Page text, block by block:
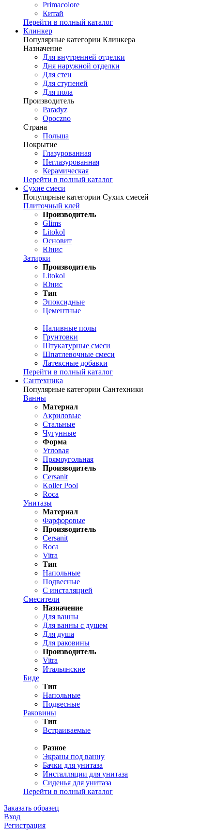
Primacolore
Китай
Перейти в полный каталог
Клинкер
Популярные категории Клинкера
Назначение
Для внутренней отделки
Дня наружной отделки
Для стен
Для ступеней
Для пола
Производитель
Paradyz
Opoczno
Страна
Польша
Покрытие
Глазурованная
Неглазурованная
Керамическая
Перейти в полный каталог
Сухие смеси
Популярные категории Сухих смесей
Плиточный клей
Производитель
Glims
Litokol
Основит
Юнис
Затирки
Производитель
Litokol
Юнис
Тип
Эпоксидные
Цементные
Наливные полы
Грунтовки
Штукатурные смеси
Шпатлевочные смеси
Латексные добавки
Перейти в полный каталог
Сантехника
Популярные категории Сантехники
Ванны
Материал
Акриловые
Стальные
Чугунные
Форма
Угловая
Прямоугольная
Производитель
Cersanit
Koller Pool
Roca
Унитазы
Материал
Фарфоровые
Производитель
Cersanit
Roca
Vitra
Тип
Напольные
Подвесные
С инсталяцией
Смесители
Назначение
Для ванны
Для ванны с душем
Для душа
Для раковины
Производитель
Vitra
Итальянские
Биде
Тип
Напольные
Подвесные
Раковины
Тип
Встраиваемые
Разное
Экраны под ванну
Бачки для унитаза
Инсталляции для унитаза
Сиденья для унитаза
Перейти в полный каталог
Заказать образец
Вход
Регистрация